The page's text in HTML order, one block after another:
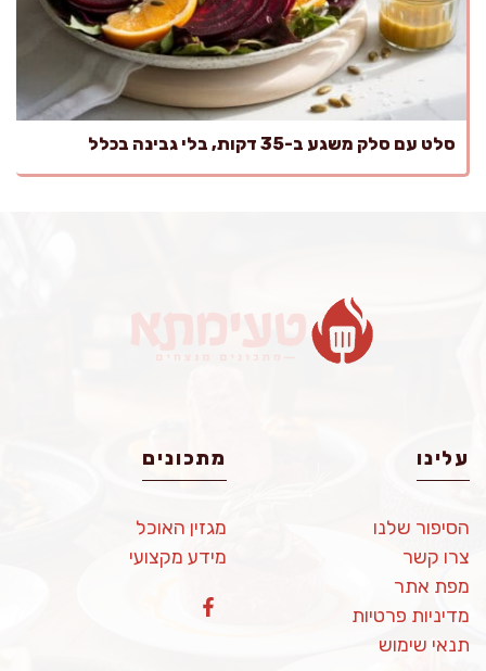
סלט עם סלק משגע ב-35 דקות, בלי גבינה בכלל
עלינו
הסיפור שלנו
צרו קשר
מפת אתר
מדיניות פרטיות
תנאי שימוש
מתכונים
מגזין האוכל
מידע מקצועי